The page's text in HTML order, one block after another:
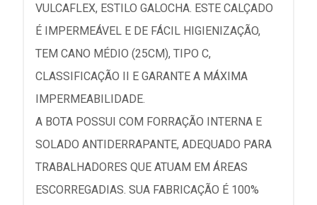
VULCAFLEX, ESTILO GALOCHA. ESTE CALÇADO
É IMPERMEÁVEL E DE FÁCIL HIGIENIZAÇÃO,
TEM CANO MÉDIO (25CM), TIPO C,
CLASSIFICAÇÃO II E GARANTE A MÁXIMA
IMPERMEABILIDADE.
A BOTA POSSUI COM FORRAÇÃO INTERNA E
SOLADO ANTIDERRAPANTE, ADEQUADO PARA
TRABALHADORES QUE ATUAM EM ÁREAS
ESCORREGADIAS. SUA FABRICAÇÃO É 100%